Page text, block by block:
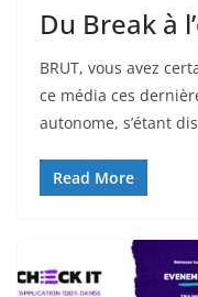
Du Break à
BRUT, vous avez
ce média ces
autonome, s’étant
Read More